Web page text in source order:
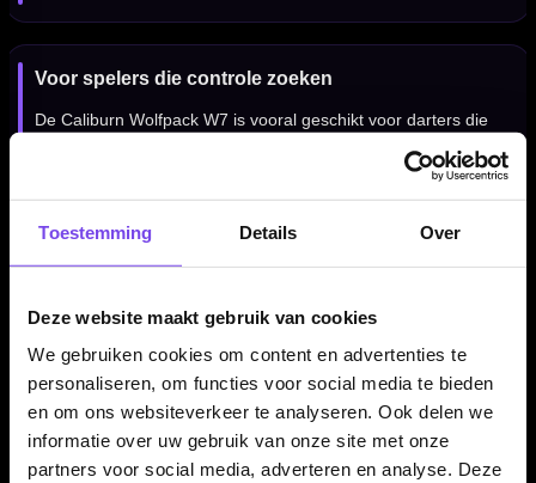
Toestemming Details Over
Deze website maakt gebruik van cookies
We gebruiken cookies om content en advertenties te
personaliseren, om functies voor social media te bieden
en om ons websiteverkeer te analyseren. Ook delen we
informatie over uw gebruik van onze site met onze
partners voor social media, adverteren en analyse. Deze
Voor spelers die controle zoeken
De Caliburn Wolfpack W7 is vooral geschikt voor darters die
een professionele tungsten dart zoeken met een rechte barrel,
een duidelijke ringgrip en een gecontroleerd gevoel tijdens het
Deze Caliburn Wolfpack W7 dartpijlen zijn uitgevoerd als
steeltip darts en bedoeld voor gebruik op een sisal dartbord.
Door de combinatie van 90% tungsten, ringed grip en het
rechte barrelprofiel is dit een set voor spelers die serieus met
hun materiaal bezig zijn.